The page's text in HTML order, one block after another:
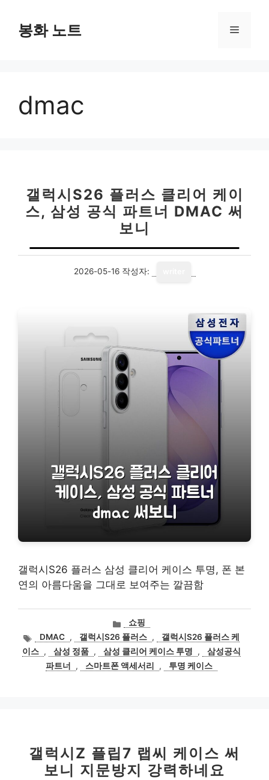
봉화 노트 메
dmac
갤럭시S26 플러스 클리어 케이
스, 삼성 공식 파트너 DMAC 써
보니
2026-05-16 작성자:
갤럭시S26 플러스 삼성 클리어 케이스 투명, 폰 본
연의 아름다움을 그대로 보여주는 깔끔함
카
테
고
리
쇼핑
태
그
DMAC , 갤럭시S26 플러스 ,
갤럭시S26 플러스 케
이스 , 삼성 정품 , 삼성 클리어 케이스 투명 ,
삼성공식
파트너
, 스마트폰 액세서리 , 투명 케이스
갤럭시Z 플립7 랩씨 케이스 써
보니 지문방지 강력하네요